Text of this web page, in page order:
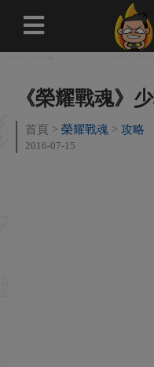
《榮耀戰魂》
首頁 榮耀戰魂 攻略
2016-07-15